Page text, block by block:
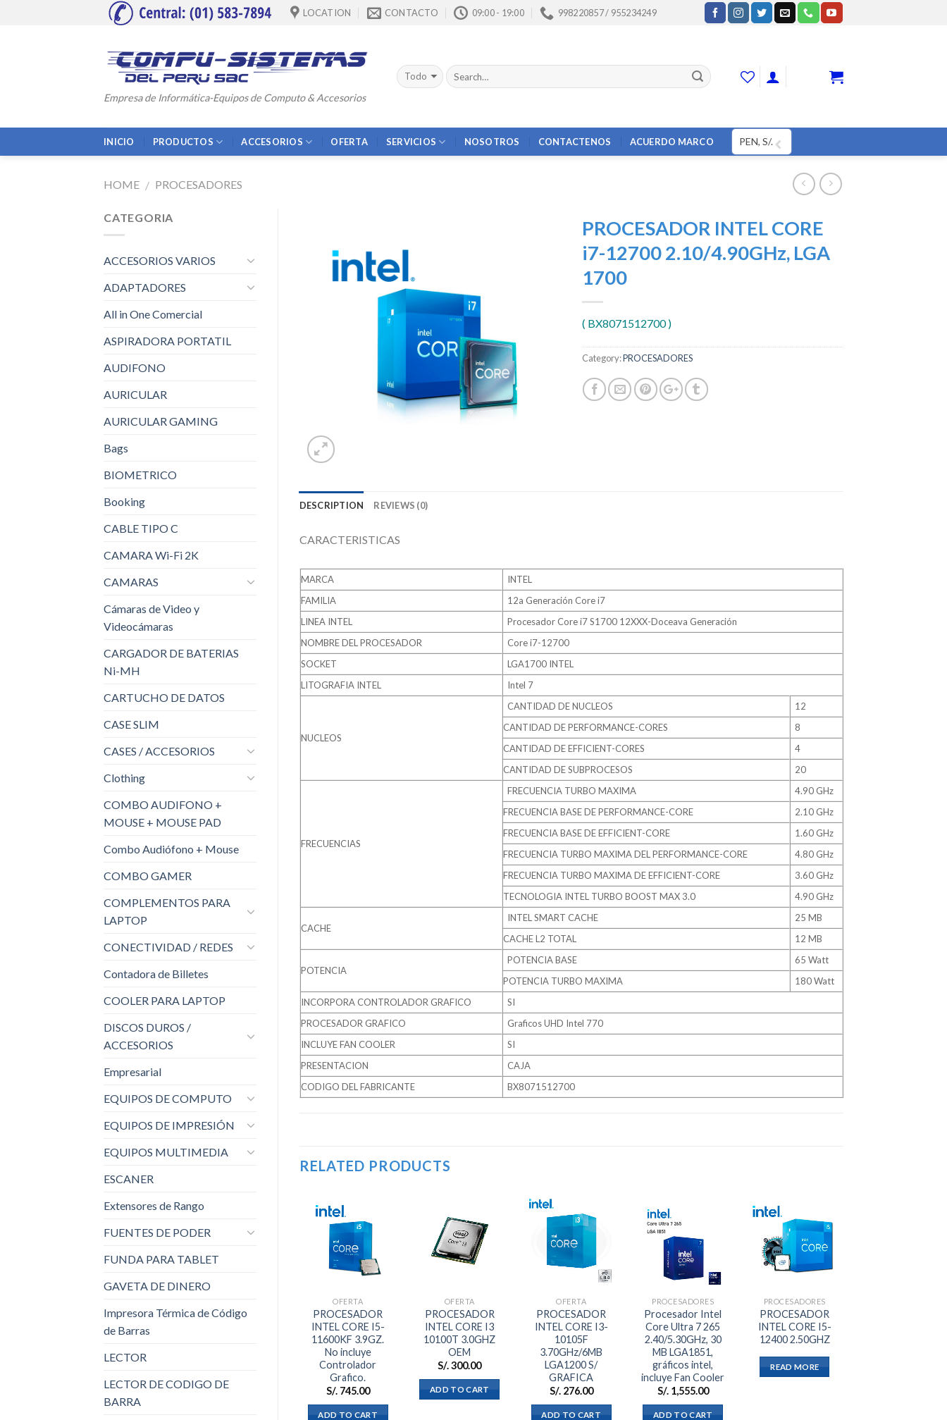
LOCATION CONTACTO 09:00 - 19:00 998220857 / 955234249
Empresa de Informática-Equipos de Computo & Accesorios
INICIO PRODUCTOS ACCESORIOS OFERTA SERVICIOS NOSOTROS CONTACTENOS ACUERDO MARCO PEN, S/.
HOME / PROCESADORES
PROCESADOR INTEL CORE
i7-12700 2.10/4.90GHz, LGA
1700
( BX8071512700 )
Category:PROCESADORES
DESCRIPTION REVIEWS (0)
CARACTERISTICAS
MARCA
INTEL
FAMILIA
12a Generación Core i7
LINEA INTEL
Procesador Core i7 S1700 12XXX-Doceava Generación
NOMBRE DEL PROCESADOR
Core i7-12700
SOCKET
LGA1700 INTEL
LITOGRAFIA INTEL
Intel 7
NUCLEOS
CANTIDAD DE NUCLEOS
12
CANTIDAD DE PERFORMANCE-CORES
8
CANTIDAD DE EFFICIENT-CORES
4
CANTIDAD DE SUBPROCESOS
20
FRECUENCIAS
FRECUENCIA TURBO MAXIMA
4.90 GHz
FRECUENCIA BASE DE PERFORMANCE-CORE
2.10 GHz
FRECUENCIA BASE DE EFFICIENT-CORE
1.60 GHz
FRECUENCIA TURBO MAXIMA DEL PERFORMANCE-CORE
4.80 GHz
FRECUENCIA TURBO MAXIMA DE EFFICIENT-CORE
3.60 GHz
TECNOLOGIA INTEL TURBO BOOST MAX 3.0
4.90 GHz
CACHE
INTEL SMART CACHE
25 MB
CACHE L2 TOTAL
12 MB
POTENCIA
POTENCIA BASE
65 Watt
POTENCIA TURBO MAXIMA
180 Watt
INCORPORA CONTROLADOR GRAFICO
SI
PROCESADOR GRAFICO
Graficos UHD Intel 770
INCLUYE FAN COOLER
SI
PRESENTACION
CAJA
CODIGO DEL FABRICANTE
BX8071512700
RELATED PRODUCTS
a la
lista de
OFERTA
PROCESADOR
INTEL CORE I5-
11600KF 3.9GZ.
No incluye
Controlador
Grafico.
S/.745.00
ADD TO CART
Añadir
OFERTA
PROCESADOR
INTEL CORE I3
10100T 3.0GHZ
OEM
S/.300.00
ADD TO CART
a la
lista de
deseos
OFERTA
PROCESADOR
INTEL CORE I3-
10105F
3.70GHz/6MB
LGA1200 S/
GRAFICA
S/.276.00
ADD TO CART
Añadir
lista de
deseos
PROCESADORES
Procesador Intel
Core Ultra 7 265
2.40/5.30GHz, 30
MB LGA1851,
gráficos intel,
incluye Fan Cooler
S/.1,555.00
ADD TO CART
a la
lista de
PROCESADORES
PROCESADOR
INTEL CORE I5-
12400 2.50GHZ
READ MORE
PROCESADOR
ADD TO CART
CATEGORIA
ACCESORIOS VARIOS
ADAPTADORES
All in One Comercial
ASPIRADORA PORTATIL
AUDIFONO
AURICULAR
AURICULAR GAMING
Bags
BIOMETRICO
Booking
CABLE TIPO C
CAMARA Wi-Fi 2K
CAMARAS
Cámaras de Video y
Videocámaras
CARGADOR DE BATERIAS
Ni-MH
CARTUCHO DE DATOS
CASE SLIM
CASES / ACCESORIOS
Clothing
COMBO AUDIFONO +
MOUSE + MOUSE PAD
Combo Audiófono + Mouse
COMBO GAMER
COMPLEMENTOS PARA
LAPTOP
CONECTIVIDAD / REDES
Contadora de Billetes
COOLER PARA LAPTOP
DISCOS DUROS /
ACCESORIOS
Empresarial
EQUIPOS DE COMPUTO
EQUIPOS DE IMPRESIÓN
EQUIPOS MULTIMEDIA
ESCANER
Extensores de Rango
FUENTES DE PODER
FUNDA PARA TABLET
GAVETA DE DINERO
Impresora Térmica de Código
de Barras
LECTOR
LECTOR DE CODIGO DE
BARRA